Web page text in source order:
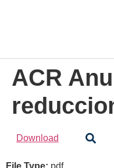
ACR
Download